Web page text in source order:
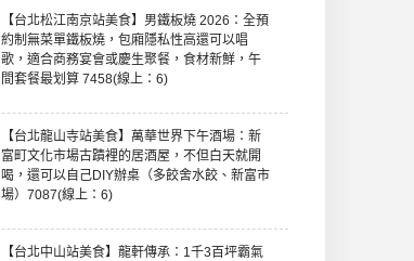
【台北松江南京站美食】男鐵板燒 2026：全預
約制無菜單鐵板燒，包廂隱私性高還可以唱
歌，適合商務宴會或慶生聚餐，食材新鮮，午
間套餐最划算 7458(線上：6)
【台北龍山寺站美食】萬華世界下午酒場：新
富町文化市場古蹟裡的居酒屋，不但白天就開
喝，還可以自己DIY辦桌（多餃舍水餃、新富市
場）7087(線上：6)
【台北中山站美食】龍軒傳承：1千3百坪霸氣